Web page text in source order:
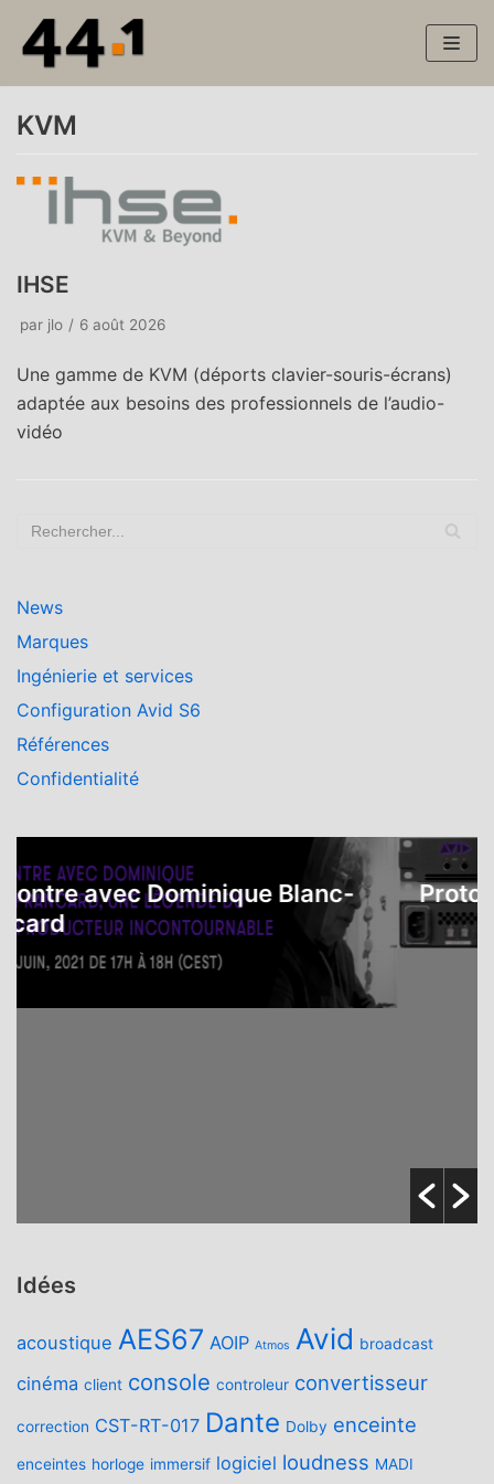
Aller
au
contenu
KVM
IHSE
par jlo 6 août 2026
Une gamme de KVM (déports clavier-souris-écrans)
adaptée aux besoins des professionnels de l’audio-
vidéo
News
Marques
Ingénierie et services
Configuration Avid S6
Références
Confidentialité
avec Dominique Blanc-
Protools
Idées
acoustique AES67 AOIP Atmos Avid broadcast
cinéma client console controleur convertisseur
correction CST-RT-017 Dante Dolby enceinte
enceintes horloge immersif logiciel loudness MADI